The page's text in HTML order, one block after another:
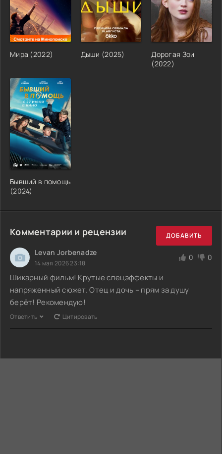
Мира (2022) Дыши (2025)
Дорогая Зои
(2022)
Бывший в помощь
(2024)
Комментарии и рецензии ДОБАВИТЬ
Levan Jorbenadze
14 мая 2026 23:18
0 0
Шикарный фильм! Крутые спецэффекты и
напряженный сюжет. Отец и дочь – прям за душу
берёт! Рекомендую!
Ответить Цитировать